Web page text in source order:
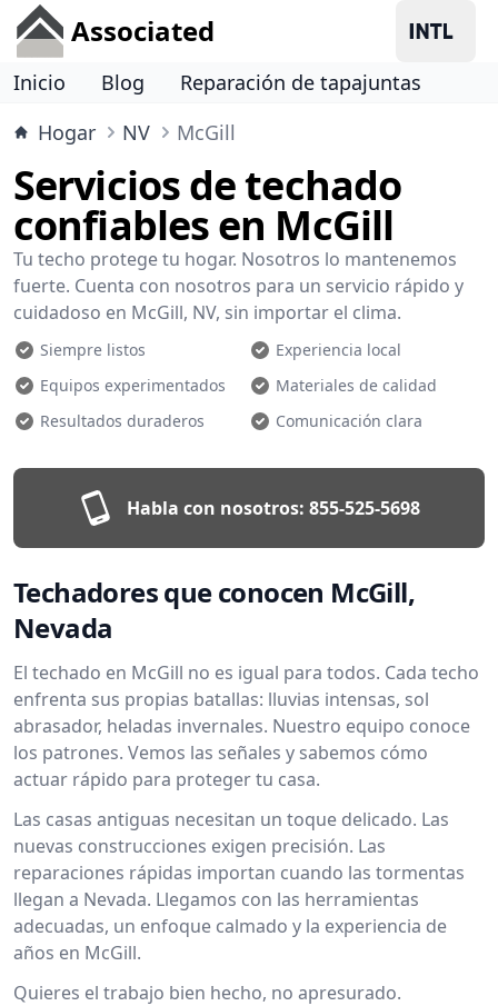
Associated
Inicio Blog
Reparación de tapajuntas
Hogar
NV McGill
Servicios de techado
confiables en McGill
Tu techo protege tu hogar. Nosotros lo mantenemos
fuerte. Cuenta con nosotros para un servicio rápido y
cuidadoso en McGill, NV, sin importar el clima.
Siempre listos
Experiencia local
Equipos experimentados
Materiales de calidad
Resultados duraderos
Comunicación clara
Habla con nosotros: 855-525-5698
Techadores que conocen McGill,
Nevada
El techado en McGill no es igual para todos. Cada techo
enfrenta sus propias batallas: lluvias intensas, sol
abrasador, heladas invernales. Nuestro equipo conoce
los patrones. Vemos las señales y sabemos cómo
actuar rápido para proteger tu casa.
Las casas antiguas necesitan un toque delicado. Las
nuevas construcciones exigen precisión. Las
reparaciones rápidas importan cuando las tormentas
llegan a Nevada. Llegamos con las herramientas
adecuadas, un enfoque calmado y la experiencia de
años en McGill.
Quieres el trabajo bien hecho, no apresurado.